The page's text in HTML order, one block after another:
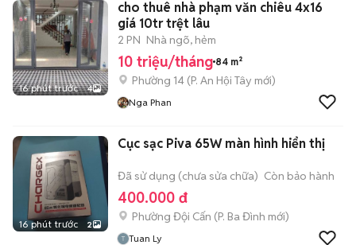
16 phút trước 4
cho thuê nhà phạm văn chiêu 4x16
giá 10tr trệt lâu
2 PN Nhà ngõ, hẻm
10 triệu/tháng 84 m²
Phường 14 (P. An Hội Tây mới)
Nga Phan
16 phút trước 2
Cục sạc Piva 65W màn hình hiển thị
Đã sử dụng (chưa sửa chữa) Còn bảo hành
400.000 đ
Phường Đội Cấn (P. Ba Đình mới)
Tuan Ly